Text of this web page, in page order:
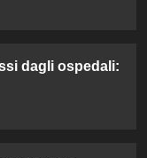
dagli ospedali: